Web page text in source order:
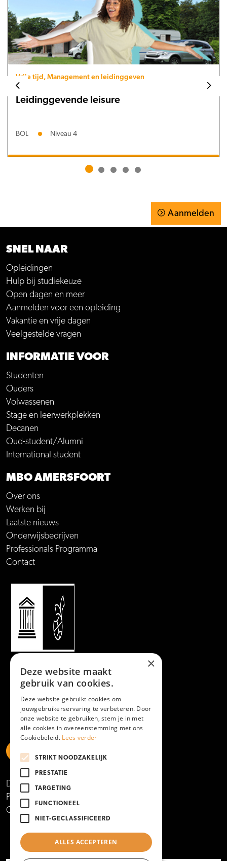
Vrije tijd, Management en leidinggeven
Leidinggevende leisure
BOL Niveau 4
Aanmelden
SNEL NAAR
Opleidingen
Hulp bij studiekeuze
Open dagen en meer
Aanmelden voor een opleiding
Vakantie en vrije dagen
Veelgestelde vragen
INFORMATIE VOOR
Studenten
Ouders
Volwassenen
Stage en leerwerkplekken
Decanen
Oud-student/Alumni
International student
MBO AMERSFOORT
Over ons
Werken bij
Laatste nieuws
Onderwijsbedrijven
Professionals Programma
Contact
https://www.linkedin.com/school/mboamersfoort
https://www.instagram.com/mboamersfoort/
https://www.facebook.com/MBOAmersfoort
Disclaimer
Privacy- en cookieverklaring
Copyright 2025
×
Deze website maakt
gebruik van cookies.
Deze website gebruikt cookies om
jouwgebruikerservaring te verbeteren. Door
onze website te gebruiken, stem je in met
alle cookies in overeenstemming met ons
Cookiebeleid. Lees verder
STRIKT NOODZAKELIJK
PRESTATIE
TARGETING
FUNCTIONEEL
NIET-GECLASSIFICEERD
ALLES ACCEPTEREN